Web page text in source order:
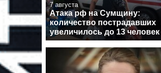
7 августа
Атака рф на Сумщину:
количество пострадавших
увеличилось до 13 человек